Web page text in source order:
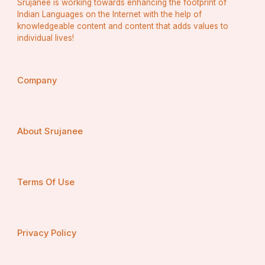
ଚାକିରି କ୍ଷେତ୍ରରେ ହେଉ କିମ୍ୱା ରାଜନୈତିକ କ୍ଷେତ୍ରରେ
Srujanee is working towards enhancing the footprint of
Indian Languages on the Internet with the help of
knowledgeable content and content that adds values to
individual lives!
Company
About Srujanee
Terms Of Use
Privacy Policy